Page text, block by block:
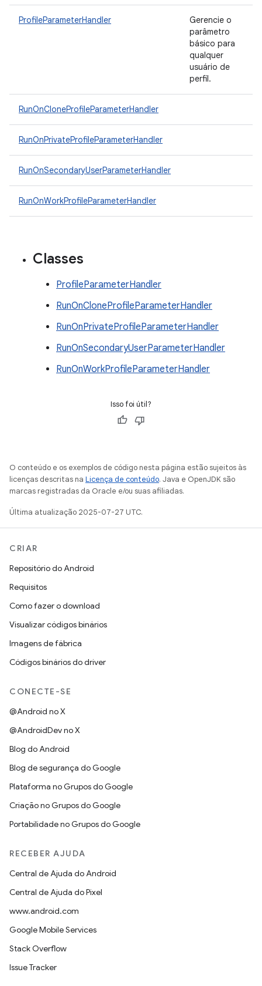
ProfileParameterHandler
Gerencie o
parâmetro
básico para
qualquer
usuário de
perfil.
RunOnCloneProfileParameterHandler
RunOnPrivateProfileParameterHandler
RunOnSecondaryUserParameterHandler
RunOnWorkProfileParameterHandler
Classes
ProfileParameterHandler
RunOnCloneProfileParameterHandler
RunOnPrivateProfileParameterHandler
RunOnSecondaryUserParameterHandler
RunOnWorkProfileParameterHandler
Isso foi útil?
O conteúdo e os exemplos de código nesta página estão sujeitos às
licenças descritas na Licença de conteúdo. Java e OpenJDK são
marcas registradas da Oracle e/ou suas afiliadas.
Última atualização 2025-07-27 UTC.
CRIAR
Repositório do Android
Requisitos
Como fazer o download
Visualizar códigos binários
Imagens de fábrica
Códigos binários do driver
CONECTE-SE
@Android no X
@AndroidDev no X
Blog do Android
Blog de segurança do Google
Plataforma no Grupos do Google
Criação no Grupos do Google
Portabilidade no Grupos do Google
RECEBER AJUDA
Central de Ajuda do Android
Central de Ajuda do Pixel
www.android.com
Google Mobile Services
Stack Overflow
Issue Tracker